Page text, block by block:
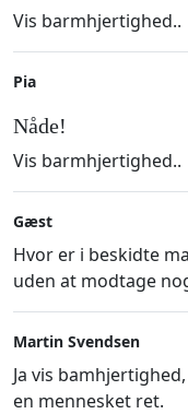
Vis barmhjertighed..
Pia
Nåde!
Vis barmhjertighed..
Gæst
Hvor er i beskidte
uden at modtage
Martin Svendsen
Ja vis
en mennesket ret.